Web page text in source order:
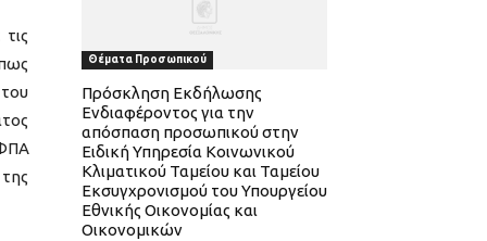
Θέματα Προσωπικού
Πρόσκληση Εκδήλωσης
Ενδιαφέροντος για την
απόσπαση προσωπικού στην
Ειδική Υπηρεσία Κοινωνικού
Κλιματικού Ταμείου και Ταμείου
Εκσυγχρονισμού του Υπουργείου
Εθνικής Οικονομίας και
Οικονομικών